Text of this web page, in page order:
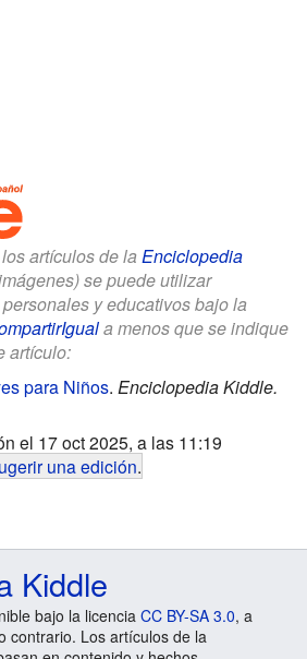
artículos de la Enciclopedia
se puede utilizar
y educativos bajo la
a menos que se indique
artículo:
para Niños. Enciclopedia Kiddle.
el 17 oct 2025, a las 11:19
una edición.
Kiddle
bajo la licencia CC BY-SA 3.0, a
contrario. Los artículos de la